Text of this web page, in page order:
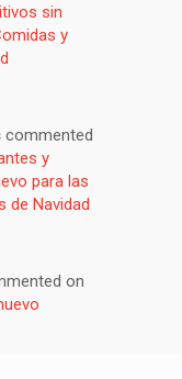
sin
y
commented
y
para las
de Navidad
on